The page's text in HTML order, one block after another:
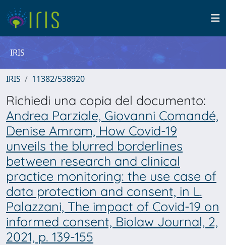
IRIS
IRIS 11382/538920
Richiedi una copia del documento:
Andrea Parziale, Giovanni Comandé,
Denise Amram, How Covid-19
unveils the blurred borderlines
between research and clinical
practice monitoring: the use case of
data protection and consent, in L.
Palazzani, The impact of Covid-19 on
informed consent, Biolaw Journal, 2,
2021, p. 139-155